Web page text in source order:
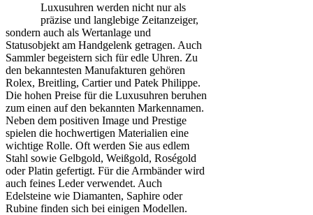
Luxusuhren werden nicht nur als
präzise und langlebige Zeitanzeiger,
sondern auch als Wertanlage und
Statusobjekt am Handgelenk getragen. Auch
Sammler begeistern sich für edle Uhren. Zu
den bekanntesten Manufakturen gehören
Rolex, Breitling, Cartier und Patek Philippe.
Die hohen Preise für die Luxusuhren beruhen
zum einen auf den bekannten Markennamen.
Neben dem positiven Image und Prestige
spielen die hochwertigen Materialien eine
wichtige Rolle. Oft werden Sie aus edlem
Stahl sowie Gelbgold, Weißgold, Roségold
oder Platin gefertigt. Für die Armbänder wird
auch feines Leder verwendet. Auch
Edelsteine wie Diamanten, Saphire oder
Rubine finden sich bei einigen Modellen.